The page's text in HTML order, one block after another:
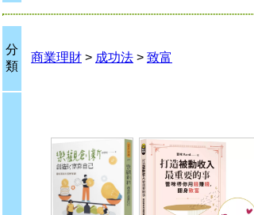
分
類
商業理財 > 成功法 > 致富